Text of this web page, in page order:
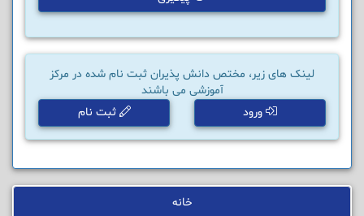
لینک های زیر، مختص دانش پذیران ثبت نام شده در مرکز
آموزشی می باشند
ورود
ثبت نام
خانه